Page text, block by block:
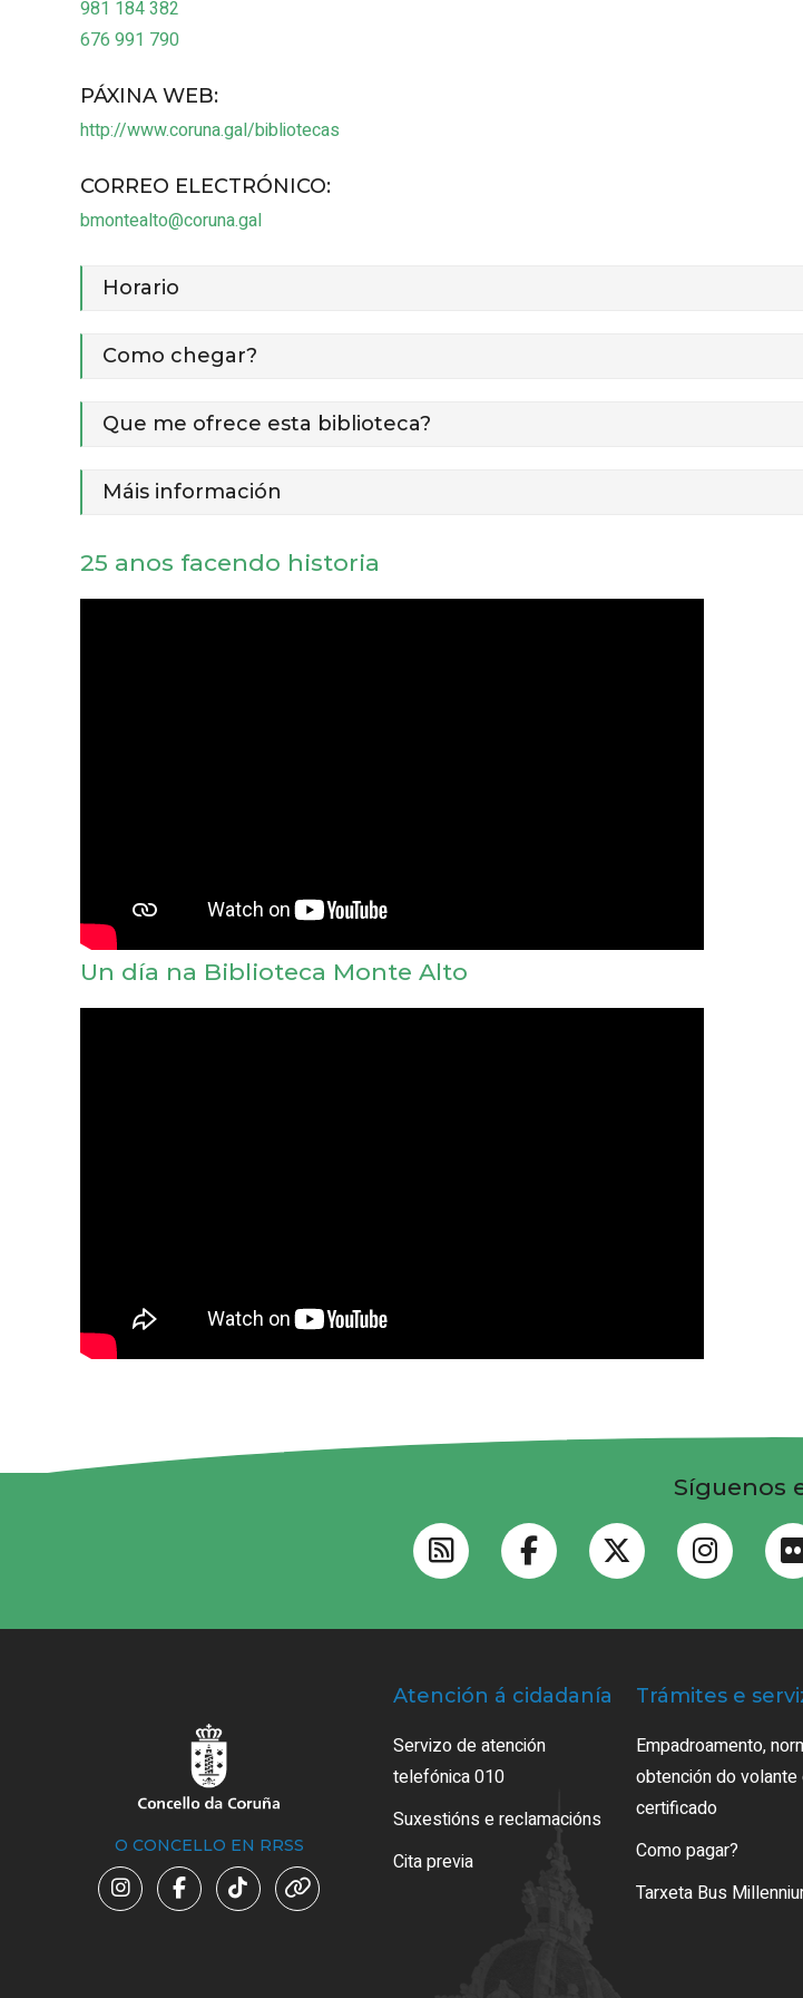
981 184 382
676 991 790
PÁXINA WEB:
http://www.coruna.gal/bibliotecas
CORREO ELECTRÓNICO:
bmontealto@coruna.gal
Horario
Como chegar?
Que me ofrece esta biblioteca?
Máis información
25 anos facendo historia
Un día na Biblioteca Monte Alto
Síguenos
O CONCELLO EN RRSS
Atención á cidadanía
Servizo de atención
telefónica 010
Suxestións e reclamacións
Cita previa
Trámites e
Empadroamento,
obtención do volante
certificado
Como pagar?
Tarxeta Bus